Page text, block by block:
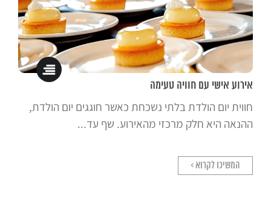
אירוע אישי עם חוויה טעימה
חווית יום הולדת בלתי נשכחת כאשר חוגגים יום הולדת,
ההנאה היא חלק מרכזי מהאירוע. שף עד...
המשיכו לקרוא >